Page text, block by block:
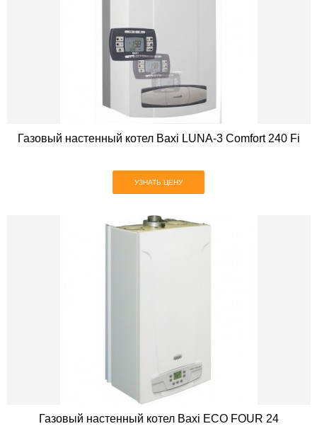
Газовый настенный котел Baxi LUNA-3 Comfort 240 Fi
УЗНАТЬ ЦЕНУ
Газовый настенный котел Baxi ECO FOUR 24